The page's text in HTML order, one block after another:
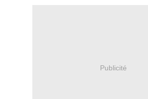
Publicité